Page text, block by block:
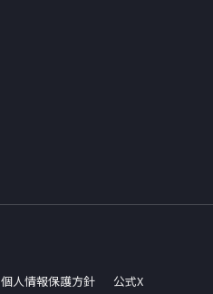
個人情報保護方針 公式X